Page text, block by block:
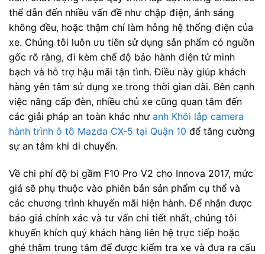
thể dẫn đến nhiều vấn đề như chập điện, ánh sáng
không đều, hoặc thậm chí làm hỏng hệ thống điện của
xe. Chúng tôi luôn ưu tiên sử dụng sản phẩm có nguồn
gốc rõ ràng, đi kèm chế độ bảo hành điện tử minh
bạch và hỗ trợ hậu mãi tận tình. Điều này giúp khách
hàng yên tâm sử dụng xe trong thời gian dài. Bên cạnh
việc nâng cấp đèn, nhiều chủ xe cũng quan tâm đến
các giải pháp an toàn khác như anh Khôi lắp camera
hành trình ô tô Mazda CX-5 tại Quận 10 để tăng cường
sự an tâm khi di chuyển.
Về chi phí độ bi gầm F10 Pro V2 cho Innova 2017, mức
giá sẽ phụ thuộc vào phiên bản sản phẩm cụ thể và
các chương trình khuyến mãi hiện hành. Để nhận được
báo giá chính xác và tư vấn chi tiết nhất, chúng tôi
khuyến khích quý khách hàng liên hệ trực tiếp hoặc
ghé thăm trung tâm để được kiểm tra xe và đưa ra cấu